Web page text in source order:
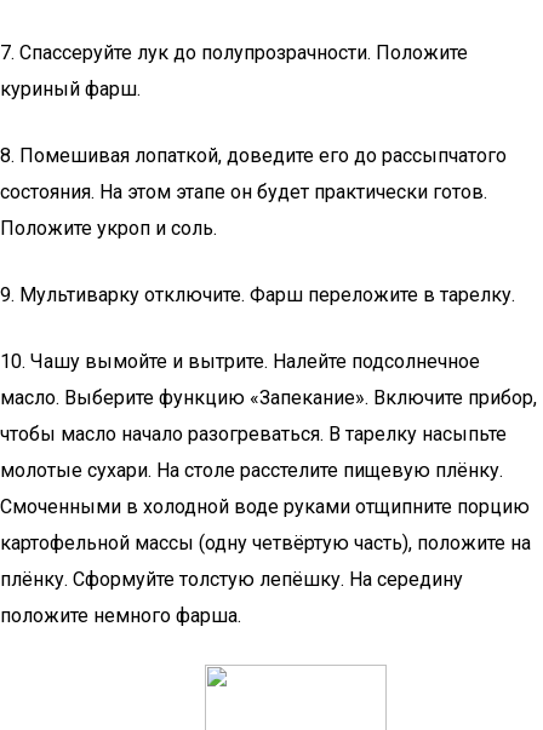
7. Спассеруйте лук до полупрозрачности. Положите
куриный фарш.
8. Помешивая лопаткой, доведите его до рассыпчатого
состояния. На этом этапе он будет практически готов.
Положите укроп и соль.
9. Мультиварку отключите. Фарш переложите в тарелку.
10. Чашу вымойте и вытрите. Налейте подсолнечное
масло. Выберите функцию «Запекание». Включите прибор,
чтобы масло начало разогреваться. В тарелку насыпьте
молотые сухари. На столе расстелите пищевую плёнку.
Смоченными в холодной воде руками отщипните порцию
картофельной массы (одну четвёртую часть), положите на
плёнку. Сформуйте толстую лепёшку. На середину
положите немного фарша.